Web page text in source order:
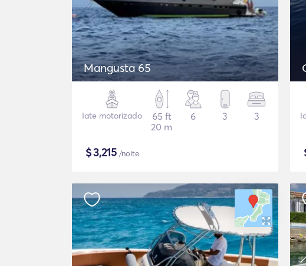
Mangusta 65
Iate motorizado
65 ft
20 m
6 3 3
$3,215 /noite